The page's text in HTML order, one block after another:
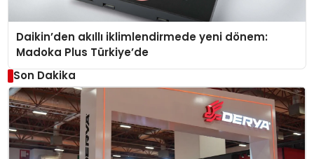
Daikin’den akıllı iklimlendirmede yeni dönem:
Madoka Plus Türkiye’de
Son Dakika